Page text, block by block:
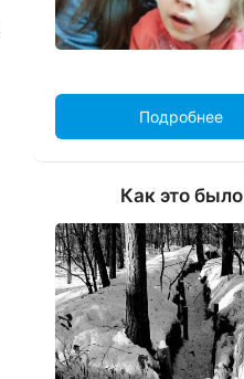
Подробнее
Как это было